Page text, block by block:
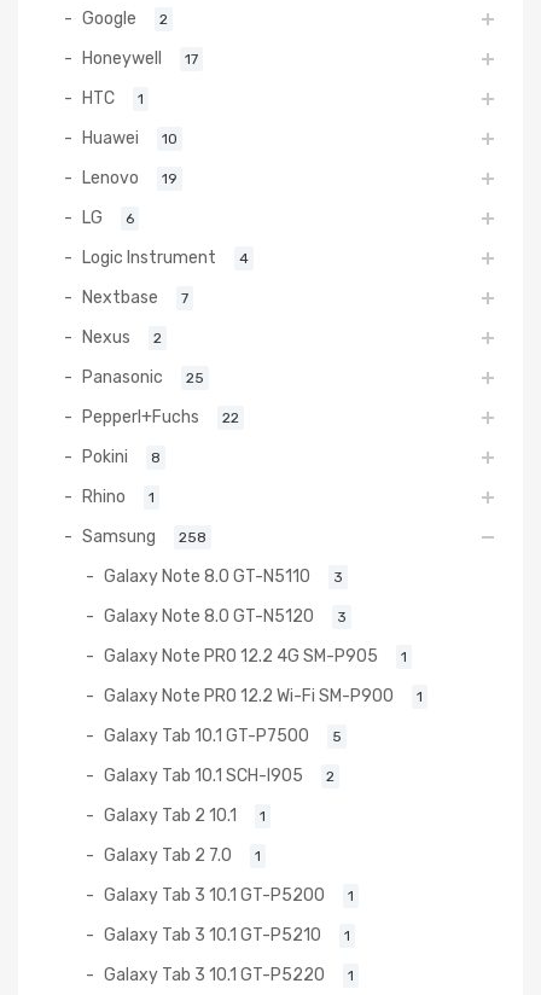
Google 2
Honeywell 17
HTC 1
Huawei 10
Lenovo 19
LG 6
Logic Instrument 4
Nextbase 7
Nexus 2
Panasonic 25
Pepperl+Fuchs 22
Pokini 8
Rhino 1
Samsung 258
Galaxy Note 8.0 GT-N5110 3
Galaxy Note 8.0 GT-N5120 3
Galaxy Note PRO 12.2 4G SM-P905 1
Galaxy Note PRO 12.2 Wi-Fi SM-P900 1
Galaxy Tab 10.1 GT-P7500 5
Galaxy Tab 10.1 SCH-I905 2
Galaxy Tab 2 10.1 1
Galaxy Tab 2 7.0 1
Galaxy Tab 3 10.1 GT-P5200 1
Galaxy Tab 3 10.1 GT-P5210 1
Galaxy Tab 3 10.1 GT-P5220 1